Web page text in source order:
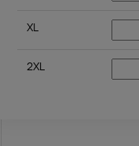
XL
2XL